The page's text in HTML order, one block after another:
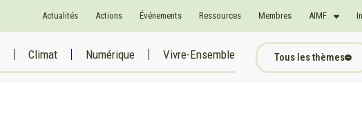
Actualités Actions Événements Ressources Membres AIMF
Climat Numérique Vivre-Ensemble Tous les thèmes